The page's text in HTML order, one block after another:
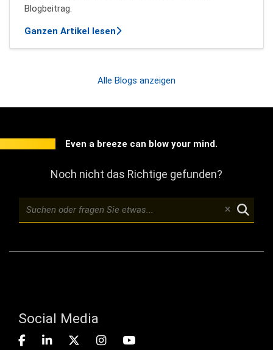
Blogbeitrag.
Ganzen Artikel lesenüber Die Neuheiten der
Alle Blogs anzeigen
Even a breeze can blow your mind.
Noch nicht das Richtige gefunden?
Social Media